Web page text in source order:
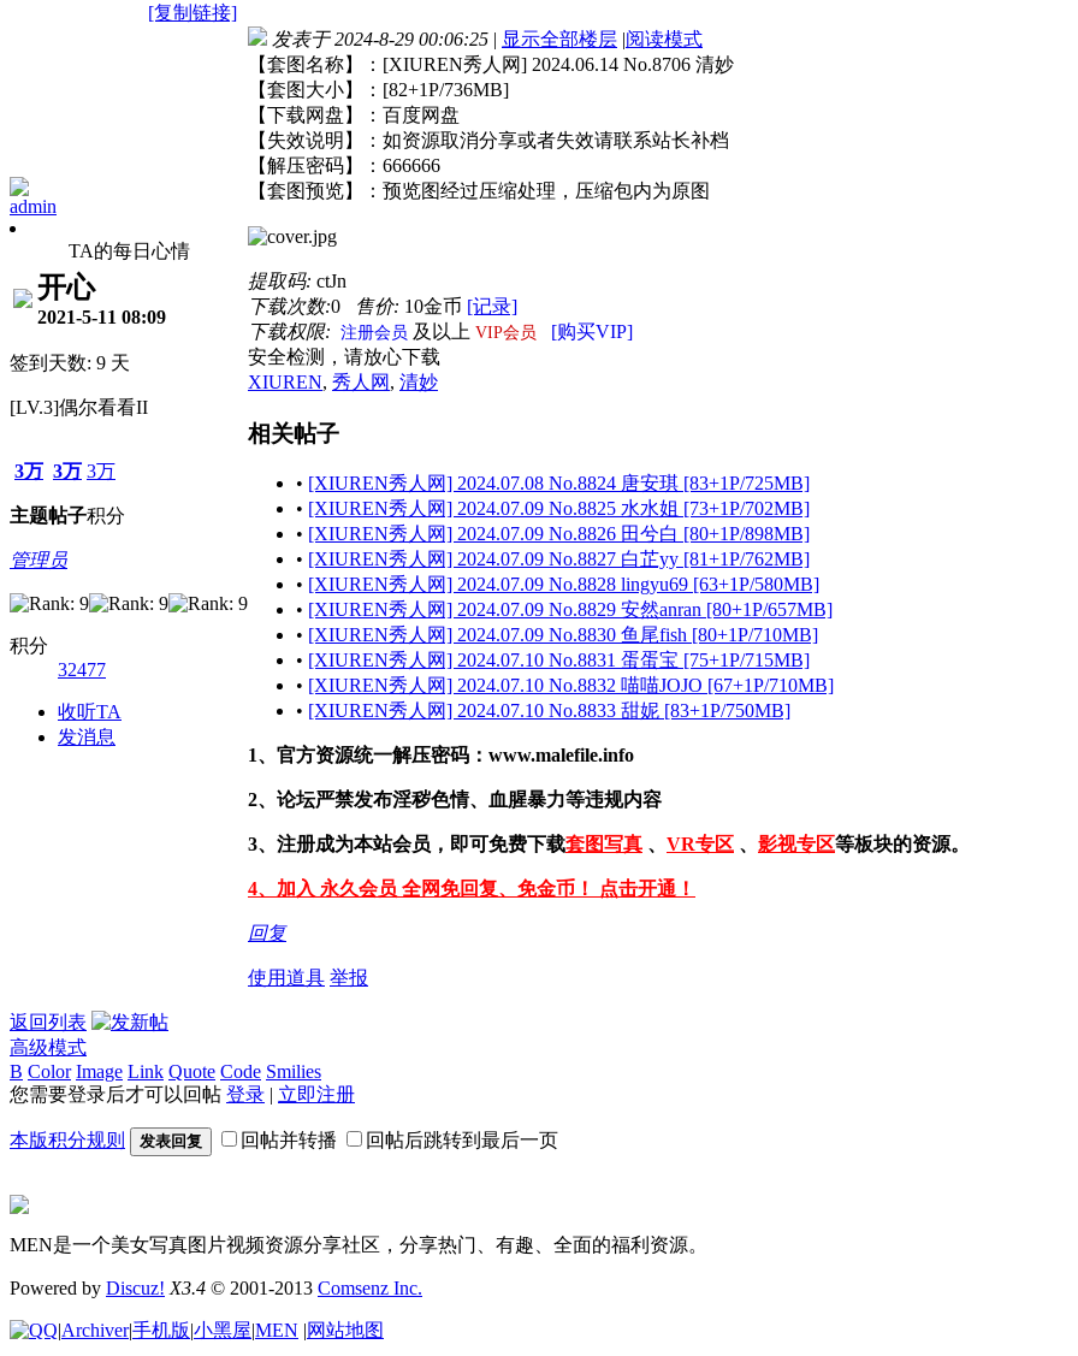
[复制链接]
admin
TA的每日心情
开心
2021-5-11 08:09
签到天数: 9 天
[LV.3]偶尔看看II
3万
主题
3万
帖子
3万
积分
管理员
积分
32477
收听TA
发消息
发表于 2024-8-29 00:06:25 | 显示全部楼层 |阅读模式
【套图名称】：[XIUREN秀人网] 2024.06.14 No.8706 清妙
【套图大小】：[82+1P/736MB]
【下载网盘】：百度网盘
【失效说明】：如资源取消分享或者失效请联系站长补档
【解压密码】：666666
【套图预览】：预览图经过压缩处理，压缩包内为原图
提取码: ctJn
下载次数:0 售价: 10金币 [记录]
下载权限: 注册会员 及以上 VIP会员
[购买VIP]
安全检测，请放心下载
XIUREN, 秀人网 , 清妙
相关帖子
• [XIUREN秀人网] 2024.07.08 No.8824 唐安琪 [83+1P/725MB]
• [XIUREN秀人网] 2024.07.09 No.8825 水水姐 [73+1P/702MB]
• [XIUREN秀人网] 2024.07.09 No.8826 田兮白 [80+1P/898MB]
• [XIUREN秀人网] 2024.07.09 No.8827 白芷yy [81+1P/762MB]
• [XIUREN秀人网] 2024.07.09 No.8828 lingyu69 [63+1P/580MB]
• [XIUREN秀人网] 2024.07.09 No.8829 安然anran [80+1P/657MB]
• [XIUREN秀人网] 2024.07.09 No.8830 鱼尾fish [80+1P/710MB]
• [XIUREN秀人网] 2024.07.10 No.8831 蛋蛋宝 [75+1P/715MB]
• [XIUREN秀人网] 2024.07.10 No.8832 喵喵JOJO [67+1P/710MB]
• [XIUREN秀人网] 2024.07.10 No.8833 甜妮 [83+1P/750MB]
1、官方资源统一解压密码：www.malefile.info
2、论坛严禁发布淫秽色情、血腥暴力等违规内容
3、注册成为本站会员，即可免费下载套图写真 、 VR专区 、 影视专区等板块的资源。
4、加入 永久会员 全网免回复、免金币！ 点击开通！
回复
使用道具 举报
返回列表
高级模式
B Color Image Link Quote Code Smilies
您需要登录后才可以回帖 登录 | 立即注册
本版积分规则 发表回复 回帖并转播 回帖后跳转到最后一页
MEN是一个美女写真图片视频资源分享社区，分享热门、有趣、全面的福利资源。
Powered by Discuz! X3.4 © 2001-2013 Comsenz Inc.
|Archiver|手机版|小黑屋|MEN |网站地图